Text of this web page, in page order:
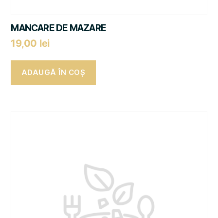
MANCARE DE MAZARE
19,00 lei
ADAUGĂ ÎN COȘ